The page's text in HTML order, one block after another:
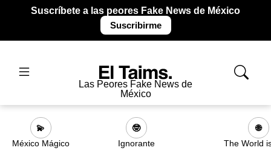
Suscríbete a las peores Fake News de México
Suscribirme
Las Peores Fake News de
México
💫
México Mágico
🤓
Ignorante
🌐
The World